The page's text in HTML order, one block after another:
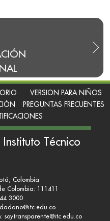
VERSION PARA NIÑOS
PREGUNTAS FRECUENTES
Técnico
Colombia
Colombia: 111411
3000
soytransparente@itc.edu.co